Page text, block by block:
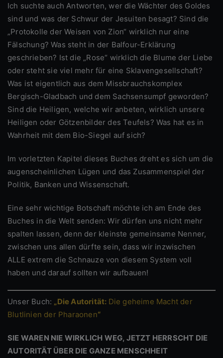
Ich suchte auch Antworten, wer die Wächter des Goldes
sind und was der Schwur der Jesuiten besagt? Sind die
„Protokolle der Weisen von Zion“ wirklich nur eine
Fälschung? Was steht in der Balfour-Erklärung
geschrieben? Ist die „Rose“ wirklich die Blume der Liebe
oder steht sie viel mehr für eine Sklavengesellschaft?
Was ist eigentlich aus dem Missbrauchskomplex
Bergisch-Gladbach und dem Sachsensumpf geworden?
Sind die Heiligen, welche wir anbeten, wirklich unsere
Heiligen oder Götzenbilder des Teufels? Was hat es in
Wahrheit mit dem Bio-Siegel auf sich?
Im vorletzten Kapitel dieses Buches dreht es sich um die
augenscheinlichen Lügen und das Zusammenspiel der
Politik, Banken und Wissenschaft.
Eine sehr wichtige Botschaft möchte ich am Ende des
Buches in die Welt senden: Wir dürfen uns nicht mehr
spalten lassen, denn der kleinste gemeinsame Nenner,
zwischen uns allen dürfte sein, dass wir inzwischen
ALLE extrem die Schnauze von diesem System voll
haben und darauf sollten wir aufbauen!
Unser Buch: „Die Autorität: Die geheime Macht der
Blutlinien der Pharaonen“
SIE WAREN NIE WIRKLICH WEG, JETZT HERRSCHT DIE
AUTORITÄT ÜBER DIE GANZE MENSCHHEIT